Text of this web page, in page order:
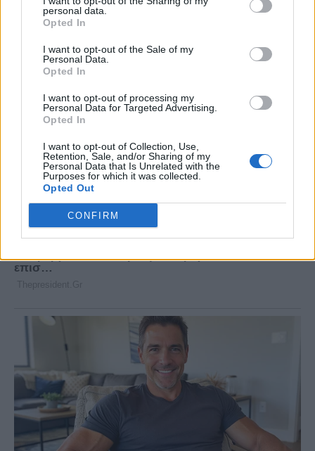
personal data.
Opted In
I want to opt-out of the Sale of my
Personal Data.
Opted In
I want to opt-out of processing my
Personal Data for Targeted Advertising.
Opted In
I want to opt-out of Collection, Use,
Retention, Sale, and/or Sharing of my
Personal Data that Is Unrelated with the
Purposes for which it was collected.
Opted Out
CONFIRM